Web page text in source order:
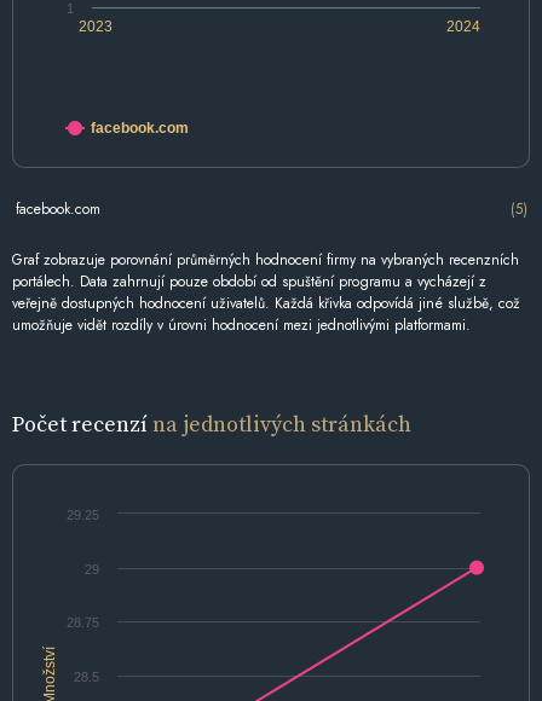
2023 2024
1
facebook.com
facebook.com (5)
Graf zobrazuje porovnání průměrných hodnocení firmy na vybraných recenzních
portálech. Data zahrnují pouze období od spuštění programu a vycházejí z
veřejně dostupných hodnocení uživatelů. Každá křivka odpovídá jiné službě, což
umožňuje vidět rozdíly v úrovni hodnocení mezi jednotlivými platformami.
Počet recenzína jednotlivých stránkách
Množství 28.5
28.75
29
29.25